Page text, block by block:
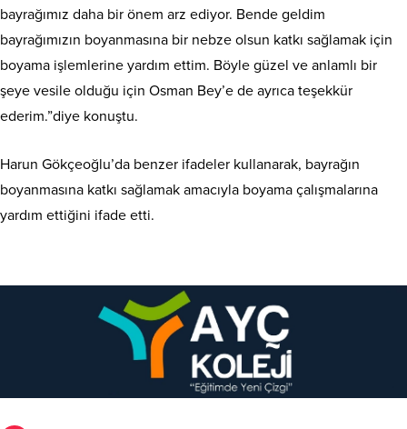
bayrağımız daha bir önem arz ediyor. Bende geldim
bayrağımızın boyanmasına bir nebze olsun katkı sağlamak için
boyama işlemlerine yardım ettim. Böyle güzel ve anlamlı bir
şeye vesile olduğu için Osman Bey’e de ayrıca teşekkür
ederim.”diye konuştu.
Harun Gökçeoğlu’da benzer ifadeler kullanarak, bayrağın
boyanmasına katkı sağlamak amacıyla boyama çalışmalarına
yardım ettiğini ifade etti.